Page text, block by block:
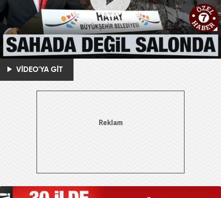
VİDEO'YA GİT